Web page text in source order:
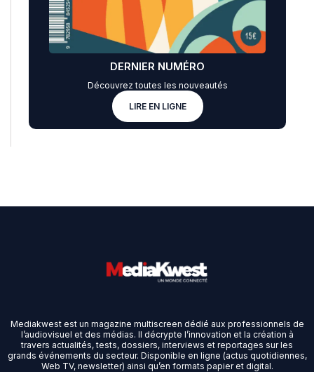
DERNIER NUMÉRO
Découvrez toutes les nouveautés
LIRE EN LIGNE
Mediakwest est un magazine multiscreen dédié aux professionnels de
l’audiovisuel et des médias. Il décrypte l’innovation et la création à
travers actualités, tests, dossiers, interviews et reportages sur les
grands événements du secteur. Disponible en ligne (actus quotidiennes,
Web TV, newsletter) ainsi qu’en formats papier et digital.